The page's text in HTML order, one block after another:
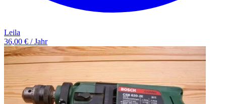
Leila
36,00 € / Jahr